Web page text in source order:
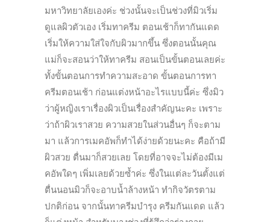
มหาวิทยาลัยเองค่ะ ช่วงนั้นจะเป็นช่วงที่มิวเริ่ม
ดูแลผิวตัวเอง เริ่มทาครีม ตอนเช้าก็ทากันแดด
เริ่มให้ความใส่ใจกับผิวมากขึ้น ซึ่งตอนนั้นคุณ
แม่ก็จะสอนว่าให้ทาครีม สอนเป็นขั้นตอนเลยค่ะ
ทั้งขั้นตอนการทำความสะอาด ขั้นตอนการทา
ครีมตอนเช้า ก่อนแต่งหน้าอะไรแบบนี้ค่ะ ซึ่งมิว
ว่าผู้หญิงเราเรื่องผิวเป็นเรื่องสำคัญนะคะ เพราะ
ว่าถ้าผิวเราสวย ความสวยในส่วนอื่นๆ ก็จะตาม
มา แล้วการเมคอัพก็ทำได้ง่ายด้วยนะคะ คือถ้ามี
ผิวสวย ตื่นมาก็สวยเลย โดยที่อาจจะไม่ต้องมีเม
คอัพใดๆ เพิ่มเลยด้วยซ้ำค่ะ ซึ่งในแต่ละวันตั้งแต่
ตื่นนอนมิวก็จะอาบน้ำล้างหน้า ทำกิจวัตรตาม
ปกติก่อน จากนั้นทาครีมบำรุง ครีมกันแดด แล้ว